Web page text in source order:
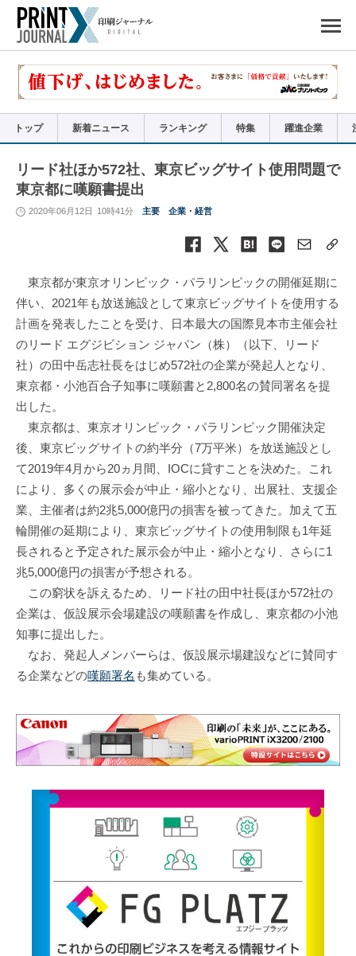
で
リ
トップ 新着ニュース ランキング 特集 躍進企業
リード社ほか572社、東京ビッグサイト使用問題で
東京都に嘆願書提出
2020年06月12日 10時41分 主要 企業・経営
東京都が東京オリンピック・パラリンピックの開催延期に
伴い、2021年も放送施設として東京ビッグサイトを使用する
計画を発表したことを受け、日本最大の国際見本市主催会社
のリード エグジビション ジャパン（株）（以下、リード
社）の田中岳志社長をはじめ572社の企業が発起人となり、
東京都・小池百合子知事に嘆願書と2,800名の賛同署名を提
出した。
東京都は、東京オリンピック・パラリンピック開催決定
後、東京ビッグサイトの約半分（7万平米）を放送施設とし
て2019年4月から20ヵ月間、IOCに貸すことを決めた。これ
により、多くの展示会が中止・縮小となり、出展社、支援企
業、主催者は約2兆5,000億円の損害を被ってきた。加えて五
輪開催の延期により、東京ビッグサイトの使用制限も1年延
長されると予定された展示会が中止・縮小となり、さらに1
兆5,000億円の損害が予想される。
この窮状を訴えるため、リード社の田中社長ほか572社の
企業は、仮設展示会場建設の嘆願書を作成し、東京都の小池
知事に提出した。
なお、発起人メンバーらは、仮設展示場建設などに賛同す
る企業などの嘆願署名 も集めている。